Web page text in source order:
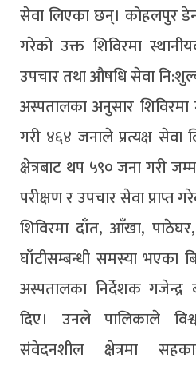
सेवा लिएका छन्। कोहलपुर
गरेको उक्त शिविरमा
उपचार तथा औषधि सेवा
अस्पतालका अनुसार
गरी ४६४ जनाले प्रत्यक्ष सेवा
क्षेत्रबाट थप ५९० जना गरी
परीक्षण र उपचार सेवा प्राप्त
शिविरमा दाँत, आँखा,
घाँटीसम्बन्धी समस्या भएका
अस्पतालका निर्देशक गजेन्द्र
दिए। उनले पालिकाले
संवेदनशील क्षेत्रमा